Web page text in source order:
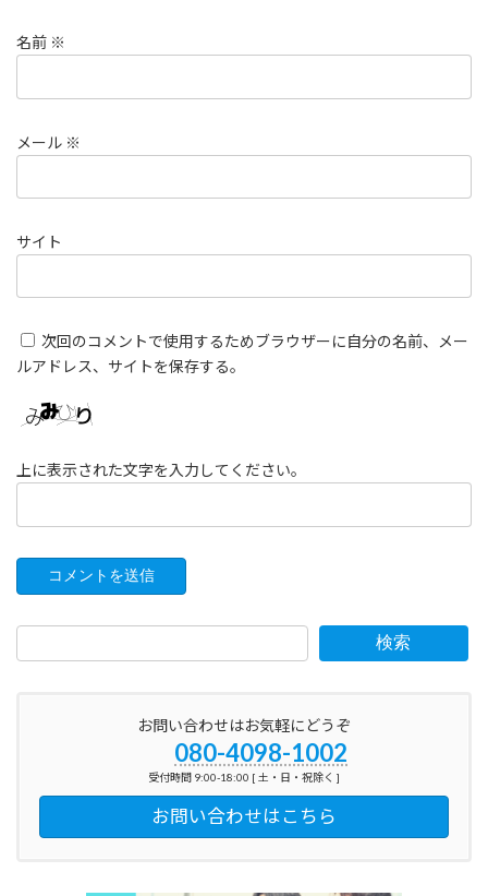
名前 ※
メール ※
サイト
次回のコメントで使用するためブラウザーに自分の名前、メー
ルアドレス、サイトを保存する。
上に表示された文字を入力してください。
検索
お問い合わせはお気軽にどうぞ
080-4098-1002
受付時間 9:00-18:00 [ 土・日・祝除く ]
お問い合わせはこちら